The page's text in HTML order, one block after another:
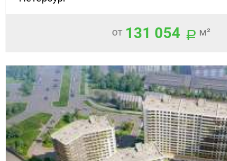
от 131 054 м²